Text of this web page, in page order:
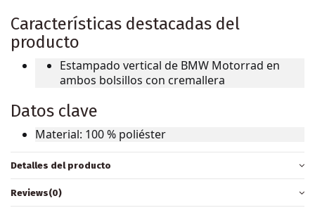
Características destacadas del
producto
Estampado vertical de BMW Motorrad en
ambos bolsillos con cremallera
Datos clave
Material: 100 % poliéster
Detalles del producto
Reviews(0)